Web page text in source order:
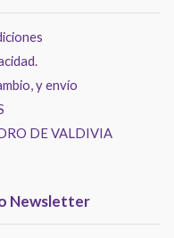
y envío
DE VALDIVIA
Newsletter